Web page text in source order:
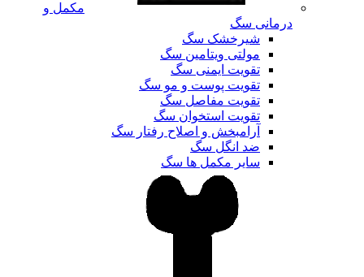
مکمل و
درمانی سگ
شیرخشک سگ
مولتی ویتامین سگ
تقویت ایمنی سگ
تقویت پوست و مو سگ
تقویت مفاصل سگ
تقویت استخوان سگ
آرامبخش و اصلاح رفتار سگ
ضد انگل سگ
سایر مکمل ها سگ